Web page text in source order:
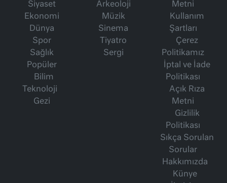
Siyaset
Ekonomi
Dünya
Spor
Sağlık
Popüler
Bilim
Teknoloji
Gezi
Arkeoloji
Müzik
Sinema
Tiyatro
Sergi
Metni
Kullanım
Şartları
Çerez
Politikamız
İptal ve İade
Politikası
Açık Rıza
Metni
Gizlilik
Politikası
Sıkça Sorulan
Sorular
Hakkımızda
Künye